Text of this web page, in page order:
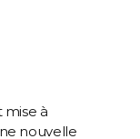
mise à
nouvelle